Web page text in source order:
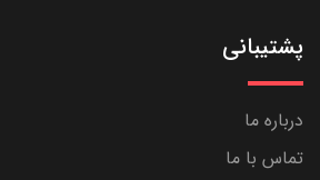
پشتیبانی
درباره ما
تماس با ما